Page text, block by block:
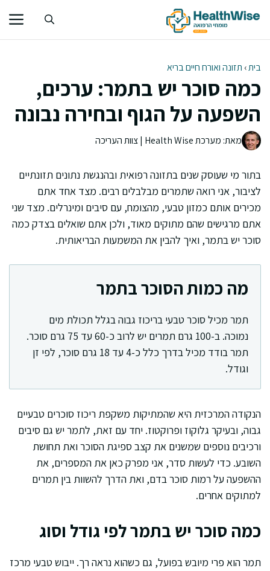
לתוכן
בית› תזונה ואורח חיים בריא
כמה סוכר יש בתמר: ערכים,
השפעה על הגוף ובחירה נבונה
מאת: מערכת Health Wise | צוות העריכה
בתור מי שעוסק שנים בתזונה רפואית ובהנגשת נתונים תזונתיים
לציבור, אני רואה שתמרים מבלבלים רבים. מצד אחד אתם
מכירים אותם כמזון טבעי, מהצומח, עם סיבים ומינרלים. מצד שני
אתם מרגישים שהם מתוקים מאוד, ולכן אתם שואלים בצדק כמה
סוכר יש בתמר, ואיך להבין את המשמעות הבריאותית.
מה כמות הסוכר בתמר
תמר מכיל סוכר טבעי בריכוז גבוה בגלל תכולת מים
נמוכה. ב-100 גרם תמרים יש לרוב כ-60 עד 75 גרם סוכר.
תמר בודד מכיל בדרך כלל כ-4 עד 18 גרם סוכר, לפי זן
וגודל.
הנקודה המרכזית היא שהמתיקות משקפת ריכוז סוכרים טבעיים
גבוה, ובעיקר גלוקוז ופרוקטוז. יחד עם זאת, לתמר יש גם סיבים
ורכיבים נוספים שמשנים את קצב ספיגת הסוכר ואת תחושת
השובע. כדי לעשות סדר, אני מפרק כאן את המספרים, את
ההשפעה על רמות סוכר בדם, ואת הדרך להשוות בין תמרים
למתוקים אחרים.
כמה סוכר יש בתמר לפי גודל וסוג
תמר הוא פרי מיובש בפועל, גם כשהוא נראה רך. ייבוש טבעי מרכז